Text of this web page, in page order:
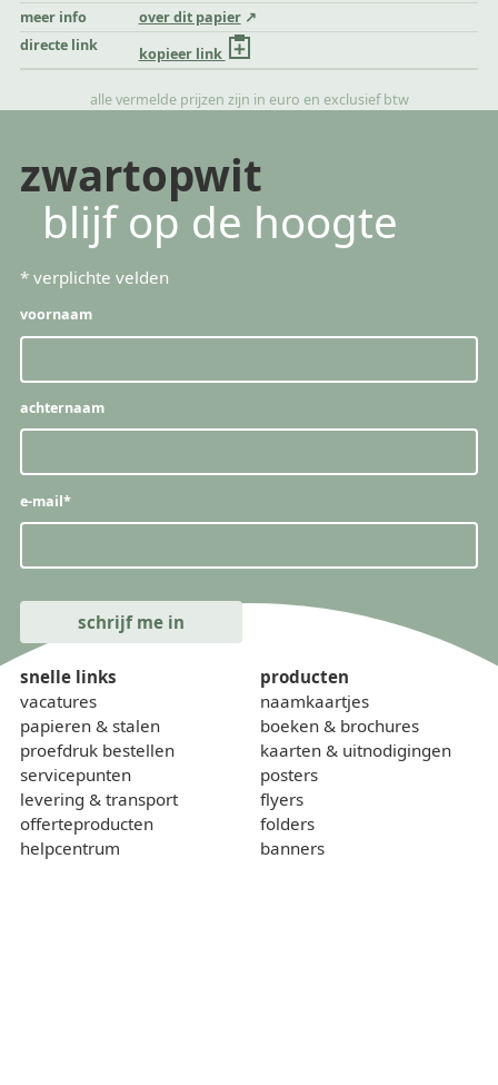
meer info
over dit papier
directe link
kopieer link
alle vermelde prijzen zijn in euro en exclusief btw
zwartopwit
blijf op de hoogte
* verplichte velden
voornaam
achternaam
e-mail*
snelle links
vacatures
papieren & stalen
proefdruk bestellen
servicepunten
levering & transport
offerteproducten
helpcentrum
producten
naamkaartjes
boeken & brochures
kaarten & uitnodigingen
posters
flyers
folders
banners